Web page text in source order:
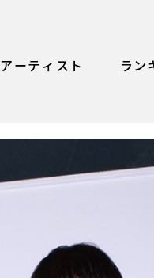
アーティスト ラン